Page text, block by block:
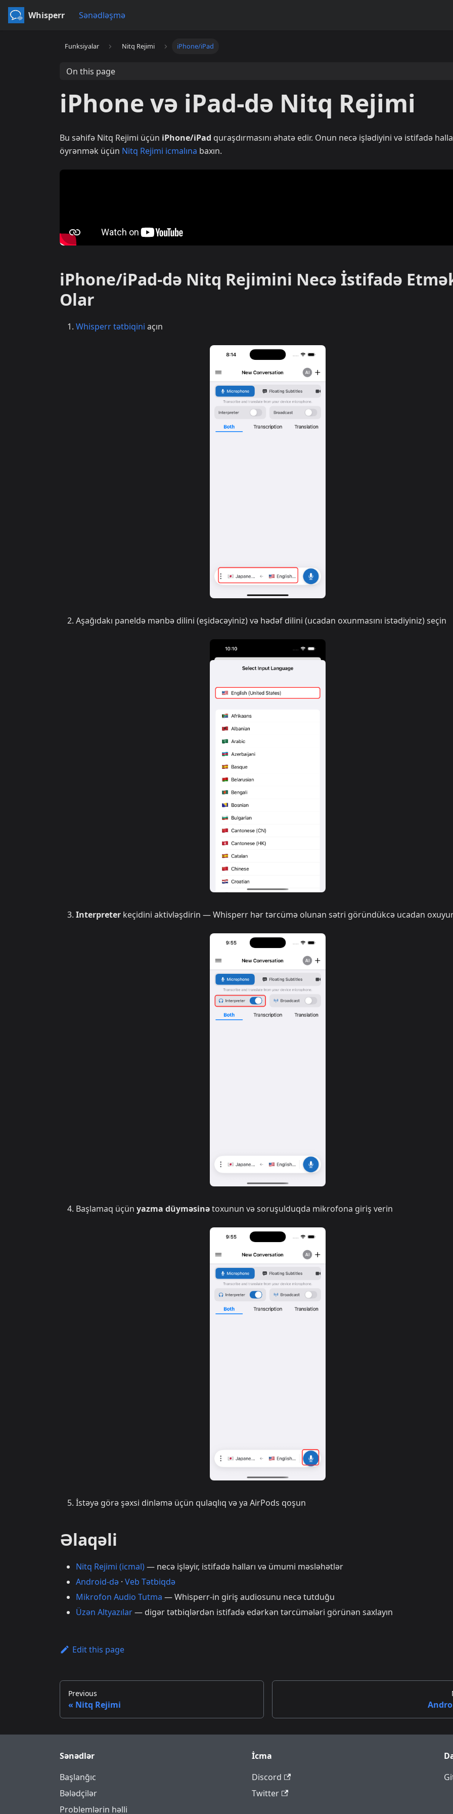
Whisperr Sənədləşmə
Funksiyalar Nitq Rejimi iPhone/iPad
On this page
iPhone və iPad-də Nitq Rejimi
Bu səhifə Nitq Rejimi üçün iPhone/iPad quraşdırmasını əhatə edir. Onun necə işlədiyini və istifadə
öyrənmək üçün Nitq Rejimi icmalına baxın.
iPhone/iPad-də Nitq Rejimini Necə İstifadə
Olar
Whisperr tətbiqini açın
Aşağıdakı paneldə mənbə dilini (eşidəcəyiniz) və hədəf dilini (ucadan oxunmasını istədiyiniz) seçin
Interpreter keçidini aktivləşdirin — Whisperr hər tərcümə olunan sətri göründükcə ucadan
Başlamaq üçün yazma düyməsinətoxunun və soruşulduqda mikrofona giriş verin
İstəyə görə şəxsi dinləmə üçün qulaqlıq və ya AirPods qoşun
Əlaqəli
Nitq Rejimi (icmal)— necə işləyir, istifadə halları və ümumi məsləhətlər
Android-də · Veb Tətbiqdə
Mikrofon Audio Tutma — Whisperr-in giriş audiosunu necə tutduğu
Üzən Altyazılar— digər tətbiqlərdən istifadə edərkən tərcümələri görünən saxlayın
Edit this page
Previous
Nitq Rejimi
Sənədlər
Başlanğıc
Bələdçilər
Problemlərin həlli
İcma
Discord
Twitter